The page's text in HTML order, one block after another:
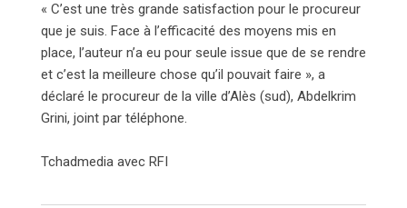
« C’est une très grande satisfaction pour le procureur
que je suis. Face à l’efficacité des moyens mis en
place, l’auteur n’a eu pour seule issue que de se rendre
et c’est la meilleure chose qu’il pouvait faire », a
déclaré le procureur de la ville d’Alès (sud), Abdelkrim
Grini, joint par téléphone.
Tchadmedia avec RFI